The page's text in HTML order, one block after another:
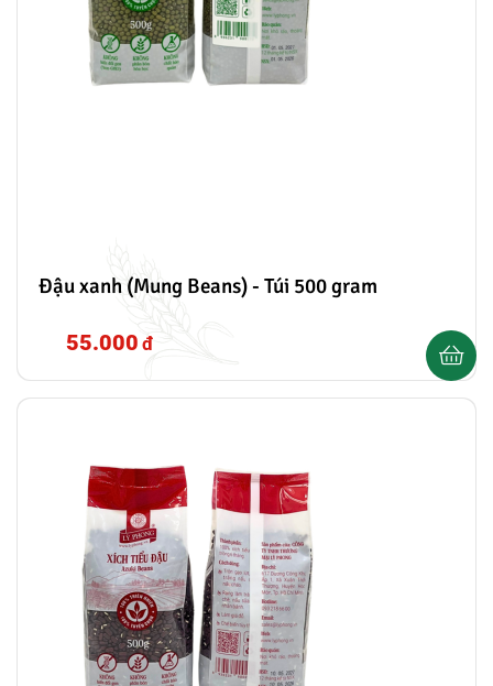
Đậu xanh (Mung Beans) - Túi 500 gram
55.000 đ